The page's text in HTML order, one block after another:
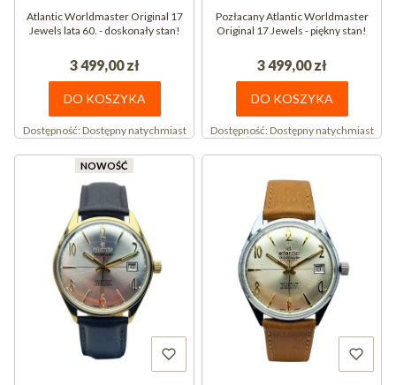
Atlantic Worldmaster Original 17
Jewels lata 60. - doskonały stan!
3 499,00 zł
DO KOSZYKA
Dostępność:Dostępny natychmiast
Pozłacany Atlantic Worldmaster
Original 17 Jewels - piękny stan!
3 499,00 zł
DO KOSZYKA
Dostępność:Dostępny natychmiast
NOWOŚĆ